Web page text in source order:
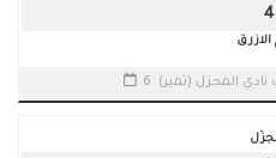
4
الازرق
نادي المجزل (تمير)